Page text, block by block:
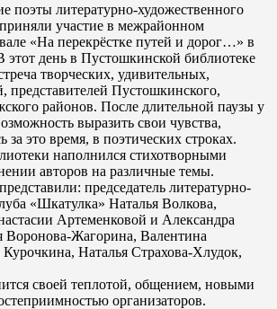
поэты литературно-художественного
участие в межрайонном
«На перекрёстке путей и дорог…» в
этот день в Пустошкинской библиотеке
творческих, удивительных,
представителей Пустошкинского,
районов. После длительной паузы у
выразить свои чувства,
за это время, в поэтических строках.
наполнился стихотворными
авторов на различные темы.
председатель литературно-
«Шкатулка» Наталья Волкова,
Артеменковой и Александра
Воронова-Жагорина, Валентина
Наталья Страхова-Хлудок,
своей теплотой, общением, новыми
организаторов.